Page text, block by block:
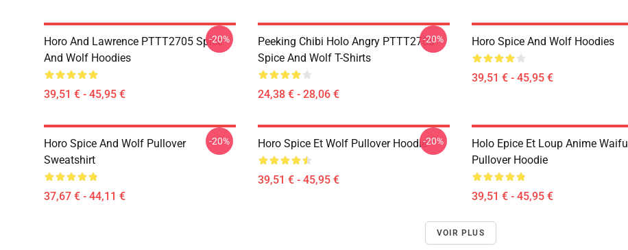
Horo And Lawrence PTTT2705 Spice
And Wolf Hoodies
39,51 € - 45,95 €
-20%
Peeking Chibi Holo Angry PTTT2705
Spice And Wolf T-Shirts
24,38 € - 28,06 €
-20% Horo Spice And Wolf Hoodies
39,51 € - 45,95 €
Horo Spice And Wolf Pullover
Sweatshirt
37,67 € - 44,11 €
-20% Horo Spice Et Wolf Pullover Hoodie
39,51 € - 45,95 €
-20%
Holo Epice Et Loup Anime Waifu
Pullover Hoodie
39,51 € - 45,95 €
VOIR PLUS